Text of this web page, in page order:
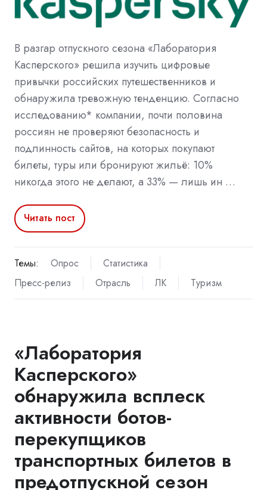
В разгар отпускного сезона «Лаборатория
Касперского» решила изучить цифровые
привычки российских путешественников и
обнаружила тревожную тенденцию. Согласно
исследованию* компании, почти половина
россиян не проверяют безопасность и
подлинность сайтов, на которых покупают
билеты, туры или бронируют жильё: 10%
никогда этого не делают, а 33% — лишь ин …
Читать пост
Темы: Опрос
Статистика
Пресс-релиз
Отрасль ЛК Туризм
«Лаборатория
Касперского»
обнаружила всплеск
активности ботов-
перекупщиков
транспортных билетов в
предотпускной сезон